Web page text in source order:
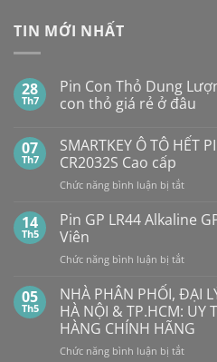
TIN MỚI NHẤT
28
Th7
Pin Con Thỏ Dung
con thỏ giá rẻ ở đâu
bình
luận
ở
Pin
Con
Dung
Lượng
Bao
Nhiêu?
Mua
con
thỏ
giá
rẻ
ở
đâu
07
Th7
SMARTKEY Ô TÔ HẾT
CR2032S Cao cấp
Chức năng bình luận bị tắtở
Ô
PIN
NGỜ?
PIN
MAXELL
cấp
14
Th5
Pin GP LR44 Alkaline
Viên
Chức năng bình luận bị tắtở
GP
LR44
GPA76F-
2C10
05
Th5
NHÀ PHÂN PHỐI, ĐẠI
HÀ NỘI & TP.HCM: UY
HÀNG CHÍNH HÃNG
Chức năng bình luận bị tắtở